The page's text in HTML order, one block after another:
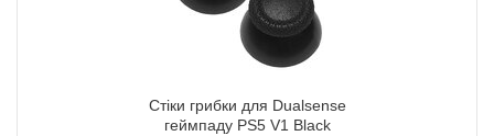
Стіки грибки для Dualsense
геймпаду PS5 V1 Black